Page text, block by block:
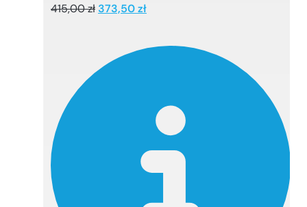
415,00zł Pierwotna
415,00 zł.
373,50złAktualna
373,50 zł.